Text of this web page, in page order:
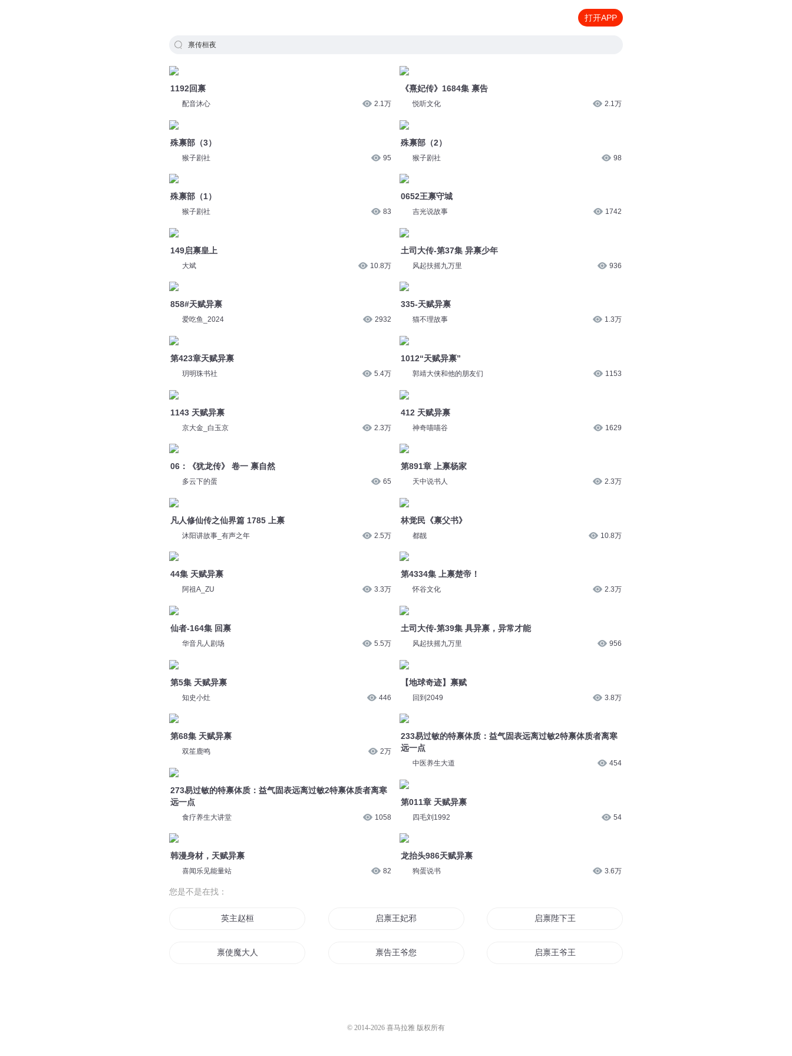
打开APP
禀传桓夜
1192回禀
配音沐心 2.1万
殊禀部（3）
猴子剧社 95
殊禀部（1）
猴子剧社 83
149启禀皇上
大斌 10.8万
858#天赋异禀
爱吃鱼_2024 2932
第423章天赋异禀
玥明珠书社 5.4万
1143 天赋异禀
京大金_白玉京 2.3万
06：《犹龙传》 卷一 禀自然
多云下的蛋 65
凡人修仙传之仙界篇 1785 上禀
沐阳讲故事_有声之年 2.5万
44集 天赋异禀
阿祖A_ZU 3.3万
仙者-164集 回禀
华音凡人剧场 5.5万
第5集 天赋异禀
知史小灶 446
第68集 天赋异禀
双笙鹿鸣 2万
273易过敏的特禀体质：益气固表远离过敏2特禀体质者离寒
远一点
食疗养生大讲堂 1058
韩漫身材，天赋异禀
喜闻乐见能量站 82
《熹妃传》1684集 禀告
悦听文化 2.1万
殊禀部（2）
猴子剧社 98
0652王禀守城
吉光说故事 1742
土司大传-第37集 异禀少年
风起扶摇九万里 936
335-天赋异禀
猫不理故事 1.3万
1012“天赋异禀”
郭靖大侠和他的朋友们 1153
412 天赋异禀
神奇喵喵谷 1629
第891章 上禀杨家
天中说书人 2.3万
林觉民《禀父书》
都靓 10.8万
第4334集 上禀楚帝！
怀谷文化 2.3万
土司大传-第39集 具异禀，异常才能
风起扶摇九万里 956
【地球奇迹】禀赋
回到2049 3.8万
233易过敏的特禀体质：益气固表远离过敏2特禀体质者离寒
远一点
中医养生大道 454
第011章 天赋异禀
四毛刘1992 54
龙抬头986天赋异禀
狗蛋说书 3.6万
您是不是在找：
英主赵桓 启禀王妃邪王太腹黑 启禀陛下王妃要跳槽
禀使魔大人夫人又跟丢了 禀告王爷您的师妹已上线 启禀王爷王妃又坏你名声了
© 2014-2026 喜马拉雅 版权所有